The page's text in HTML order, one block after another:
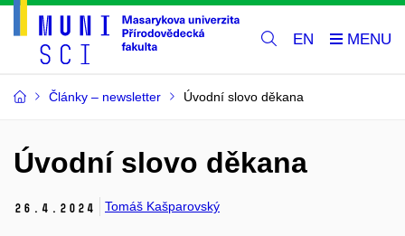
EN
Články – newsletter Úvodní slovo děkana
Úvodní slovo děkana
26. 4. 2024 Tomáš Kašparovský